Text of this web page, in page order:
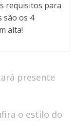
requisitos para
são os 4
alta!
presente
o estilo do